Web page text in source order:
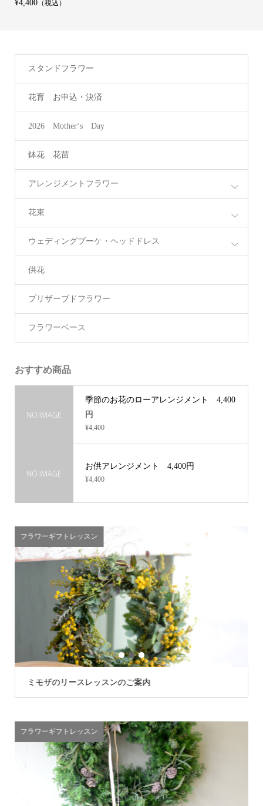
¥4,400（税込）
スタンドフラワー
花育 お申込・決済
2026 Mother‘s Day
鉢花 花苗
アレンジメントフラワー
花束
ウェディングブーケ・ヘッドドレス
供花
プリザーブドフラワー
フラワーベース
おすすめ商品
季節のお花のローアレンジメント 4,400
円
¥4,400
お供アレンジメント 4,400円
¥4,400
ミモザのリースレッスンのご案内
フラワーギフトレッスン
1 2 3
フラワーギフトレッスン